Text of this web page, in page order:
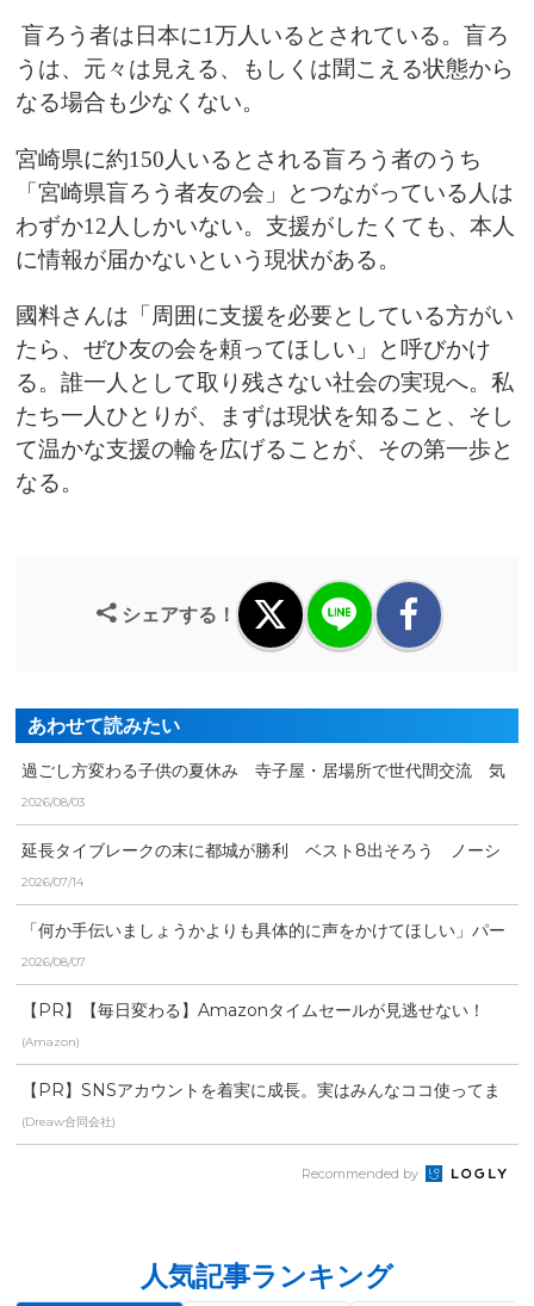
盲ろう者は日本に1万人いるとされている。盲ろ
うは、元々は見える、もしくは聞こえる状態から
なる場合も少なくない。
宮崎県に約150人いるとされる盲ろう者のうち
「宮崎県盲ろう者友の会」とつながっている人は
わずか12人しかいない。支援がしたくても、本人
に情報が届かないという現状がある。
國料さんは「周囲に支援を必要としている方がい
たら、ぜひ友の会を頼ってほしい」と呼びかけ
る。誰一人として取り残さない社会の実現へ。私
たち一人ひとりが、まずは現状を知ること、そし
て温かな支援の輪を広げることが、その第一歩と
なる。
シェアする！
あわせて読みたい
過ごし方変わる子供の夏休み 寺子屋・居場所で世代間交流 気
候変動も要因に
2026/08/03
延長タイブレークの末に都城が勝利 ベスト8出そろう ノーシ
ード勢も躍進！
2026/07/14
「何か手伝いましょうかよりも具体的に声をかけてほしい」パー
キンソン病友の会が県警...
2026/08/07
【PR】【毎日変わる】Amazonタイムセールが見逃せない！
(Amazon)
【PR】SNSアカウントを着実に成長。実はみんなココ使ってま
す。
(Dreaw合同会社)
Recommended by
人気記事ランキング